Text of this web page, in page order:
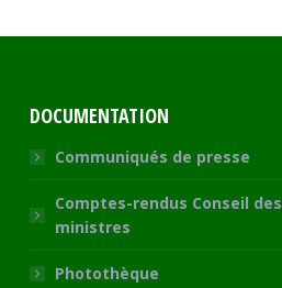
DOCUMENTATION
Communiqués de presse
Comptes-rendus Conseil des
ministres
Photothèque